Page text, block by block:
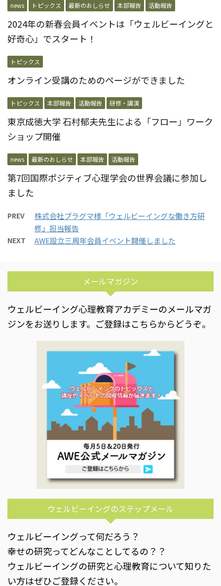
news トピックス 最新のおしらせ 本部報告 活動報告
2024年の新春会員イベントは「ウェルビーイングと
好奇心」でスタート！
トピックス
オンライン受講のためのページができました
トピックス 本部報告 活動報告 研修・講演
東京成徳大学 石村郁夫先生による「フロー」ワーク
ショップ開催
news 最新のおしらせ 本部報告 活動報告
第7回国際ポジティブ心理学会の世界会議に参加し
ました
PREV
株式会社プラグマ様「ウェルビーイングな働き方研
修」担当報告
NEXT AWE設立三周年会員イベント開催しました
メールマガジン
ウェルビーイング心理教育アカデミーのメールマガ
ジンをお送りします。ご登録はこちらからどうぞ。
ウェルビーイングのステップメール
ウェルビーイングって何だろう？
幸せの研究ってどんなことしてるの？？
ウェルビーイングの研究と心理教育について知りた
い方はぜひご登録ください。